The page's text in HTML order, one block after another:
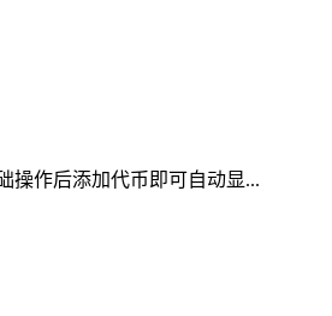
操作后添加代币即可自动显...